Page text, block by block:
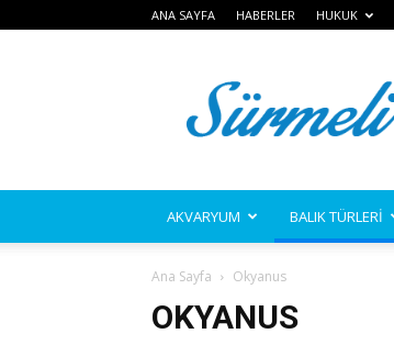
ANA SAYFA HABERLER HUKUK
AKVARYUM BALIK TÜRLERİ
Ana Sayfa Okyanus
OKYANUS